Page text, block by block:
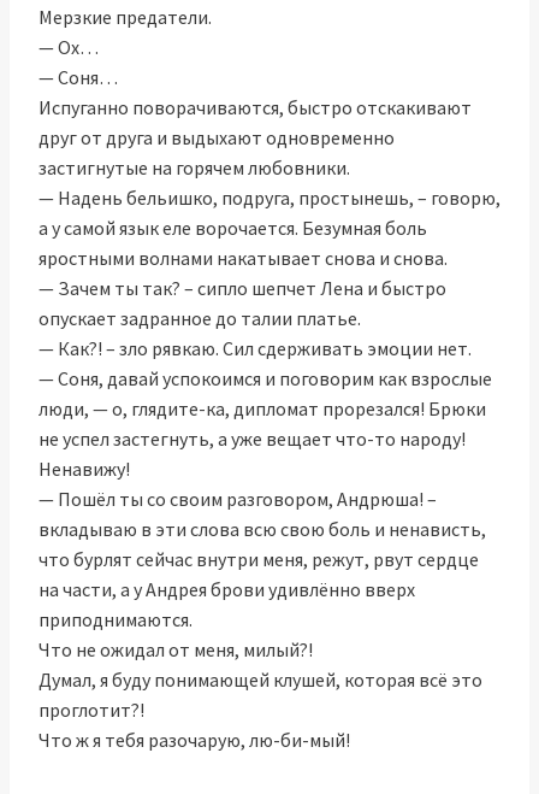
Мерзкие предатели.
— Ох…
— Соня…
Испуганно поворачиваются, быстро отскакивают
друг от друга и выдыхают одновременно
застигнутые на горячем любовники.
— Надень бельишко, подруга, простынешь, – говорю,
а у самой язык еле ворочается. Безумная боль
яростными волнами накатывает снова и снова.
— Зачем ты так? – сипло шепчет Лена и быстро
опускает задранное до талии платье.
— Как?! – зло рявкаю. Сил сдерживать эмоции нет.
— Соня, давай успокоимся и поговорим как взрослые
люди, — о, глядите-ка, дипломат прорезался! Брюки
не успел застегнуть, а уже вещает что-то народу!
Ненавижу!
— Пошёл ты со своим разговором, Андрюша! –
вкладываю в эти слова всю свою боль и ненависть,
что бурлят сейчас внутри меня, режут, рвут сердце
на части, а у Андрея брови удивлённо вверх
приподнимаются.
Что не ожидал от меня, милый?!
Думал, я буду понимающей клушей, которая всё это
проглотит?!
Что ж я тебя разочарую, лю-би-мый!